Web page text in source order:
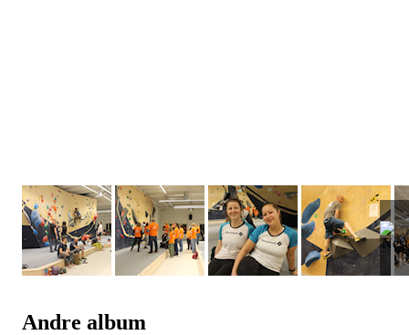
Andre album